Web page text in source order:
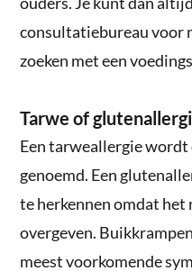
consultatiebureau voor
zoeken met een
Tarwe of
Een tarweallergie
genoemd. Een
te herkennen omdat het
overgeven.
meest voorkomende